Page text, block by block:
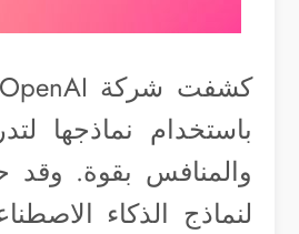
باستخدام نماذجها
لنماذج الذكاء